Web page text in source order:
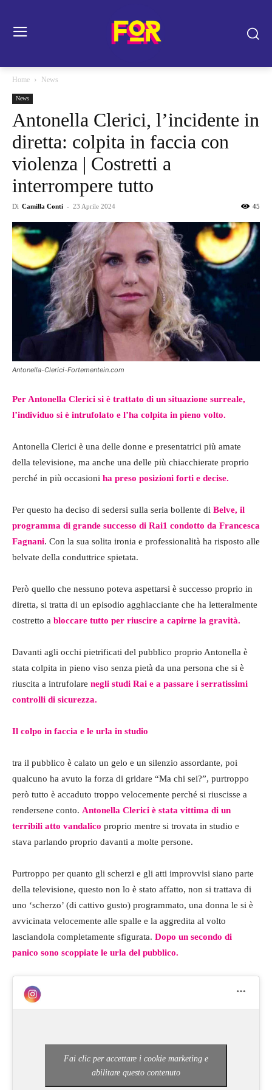
Home News
News
Antonella Clerici, l’incidente in
diretta: colpita in faccia con
violenza | Costretti a
interrompere tutto
Di Camilla Conti - 23 Aprile 2024 45
Antonella-Clerici-Fortementein.com
Per Antonella Clerici si è trattato di un situazione surreale,
l’individuo si è intrufolato e l’ha colpita in pieno volto.
Antonella Clerici è una delle donne e presentatrici più amate
della televisione, ma anche una delle più chiacchierate proprio
perché in più occasioni ha preso posizioni forti e decise.
Per questo ha deciso di sedersi sulla seria bollente di Belve, il
programma di grande successo di Rai1 condotto da Francesca
Fagnani. Con la sua solita ironia e professionalità ha risposto alle
belvate della conduttrice spietata.
Però quello che nessuno poteva aspettarsi è successo proprio in
diretta, si tratta di un episodio agghiacciante che ha letteralmente
costretto a bloccare tutto per riuscire a capirne la gravità.
Davanti agli occhi pietrificati del pubblico proprio Antonella è
stata colpita in pieno viso senza pietà da una persona che si è
riuscita a intrufolare negli studi Rai e a passare i serratissimi
controlli di sicurezza.
Il colpo in faccia e le urla in studio
tra il pubblico è calato un gelo e un silenzio assordante, poi
qualcuno ha avuto la forza di gridare “Ma chi sei?”, purtroppo
però tutto è accaduto troppo velocemente perché si riuscisse a
rendersene conto. Antonella Clerici è stata vittima di un
terribili atto vandalico proprio mentre si trovata in studio e
stava parlando proprio davanti a molte persone.
Purtroppo per quanto gli scherzi e gli atti improvvisi siano parte
della televisione, questo non lo è stato affatto, non si trattava di
uno ‘scherzo’ (di cattivo gusto) programmato, una donna le si è
avvicinata velocemente alle spalle e la aggredita al volto
lasciandola completamente sfigurata. Dopo un secondo di
panico sono scoppiate le urla del pubblico.
Fai clic per accettare i cookie marketing e
abilitare questo contenuto